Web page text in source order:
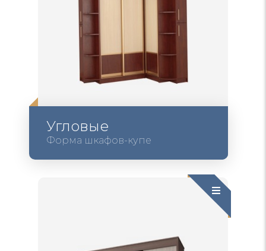
Угловые
Форма шкафов-купе